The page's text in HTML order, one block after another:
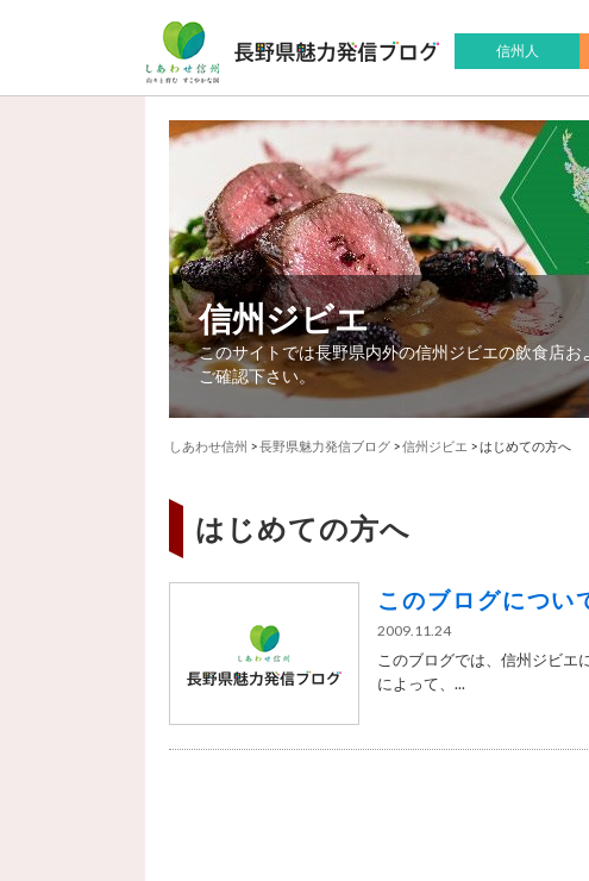
信州人
信州ジビエ
このサイトでは長野県内外の信州ジビエの飲食店
ご確認下さい。
しあわせ信州 >長野県魅力発信ブログ >信州ジビエ >はじめての方へ
はじめての方へ
このブログについ
2009.11.24
このブログでは、信州ジビエ
によって、...